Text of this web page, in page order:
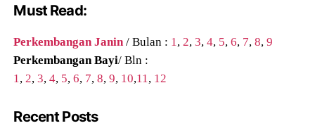
Must Read:
Perkembangan Janin/ Bulan : 1,2,3,4, 5,6, 7,8,9
Perkembangan Bayi/ Bln :
1,2,3,4, 5,6, 7,8,9, 10,11, 12
Recent Posts